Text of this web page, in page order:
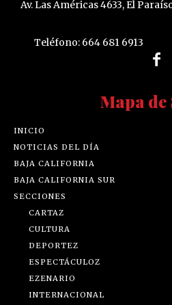
Av. Las Américas 4633, El
Teléfono: 664 681 6913
Mapa de
INICIO
NOTICIAS DEL DÍA
BAJA CALIFORNIA
BAJA CALIFORNIA SUR
SECCIONES
CARTAZ
CULTURA
DEPORTEZ
ESPECTÁCULOZ
EZENARIO
INTERNACIONAL